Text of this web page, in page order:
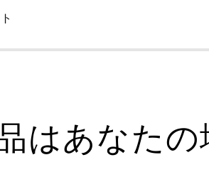
はあなた